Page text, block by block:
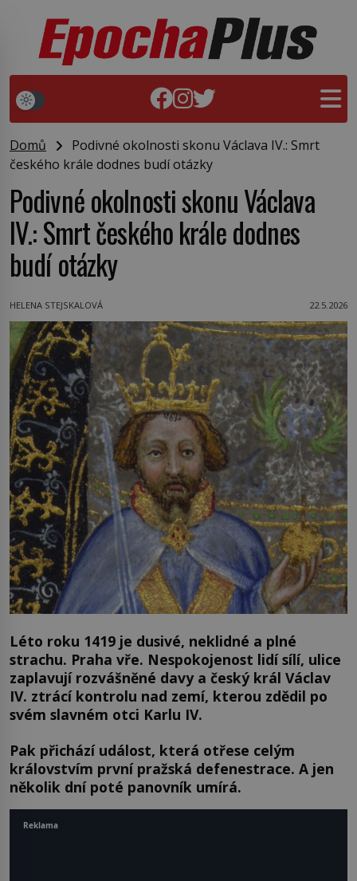
Domů
Podivné okolnosti skonu Václava IV.: Smrt
českého krále dodnes budí otázky
Podivné okolnosti skonu Václava
IV.: Smrt českého krále dodnes
budí otázky
HELENA STEJSKALOVÁ 22.5.2026
Léto roku 1419 je dusivé, neklidné a plné
strachu. Praha vře. Nespokojenost lidí sílí, ulice
zaplavují rozvášněné davy a český král Václav
IV. ztrácí kontrolu nad zemí, kterou zdědil po
svém slavném otci Karlu IV.
Pak přichází událost, která otřese celým
královstvím první pražská defenestrace. A jen
několik dní poté panovník umírá.
Reklama